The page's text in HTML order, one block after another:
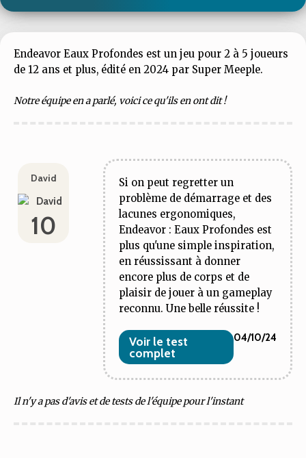
Endeavor Eaux Profondes est un jeu pour 2 à 5 joueurs
de 12 ans et plus, édité en 2024 par Super Meeple.
Notre équipe en a parlé, voici ce qu'ils en ont dit !
David
10
Si on peut regretter un
problème de démarrage et des
lacunes ergonomiques,
Endeavor : Eaux Profondes est
plus qu'une simple inspiration,
en réussissant à donner
encore plus de corps et de
plaisir de jouer à un gameplay
reconnu. Une belle réussite !
Voir le test
complet
04/10/24
Il n'y a pas d'avis et de tests de l'équipe pour l'instant